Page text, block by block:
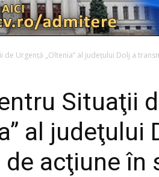
Urgenţă „Oltenia” al judeţului Dolj a
Situaţii
al judeţului
acţiune în